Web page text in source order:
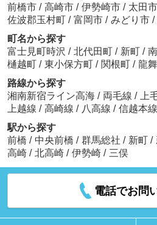
前橋市 / 高崎市 / 伊勢崎市 / 太田市
佐波郡玉村町 / 富岡市 / みどり市 /
町名から探す
富士見町時沢 / 北代田町 / 新町 /
樋越町 / 東小保方町 / 関根町 / 龍
路線から探す
湘南新宿ライン高海 / 両毛線 / 上
上越線 / 高崎線 / 八高線 / 信越本線
駅から探す
前橋 / 中央前橋 / 群馬総社 / 新町 /
高崎 / 北高崎 / 伊勢崎 / 三俣
電話でお問